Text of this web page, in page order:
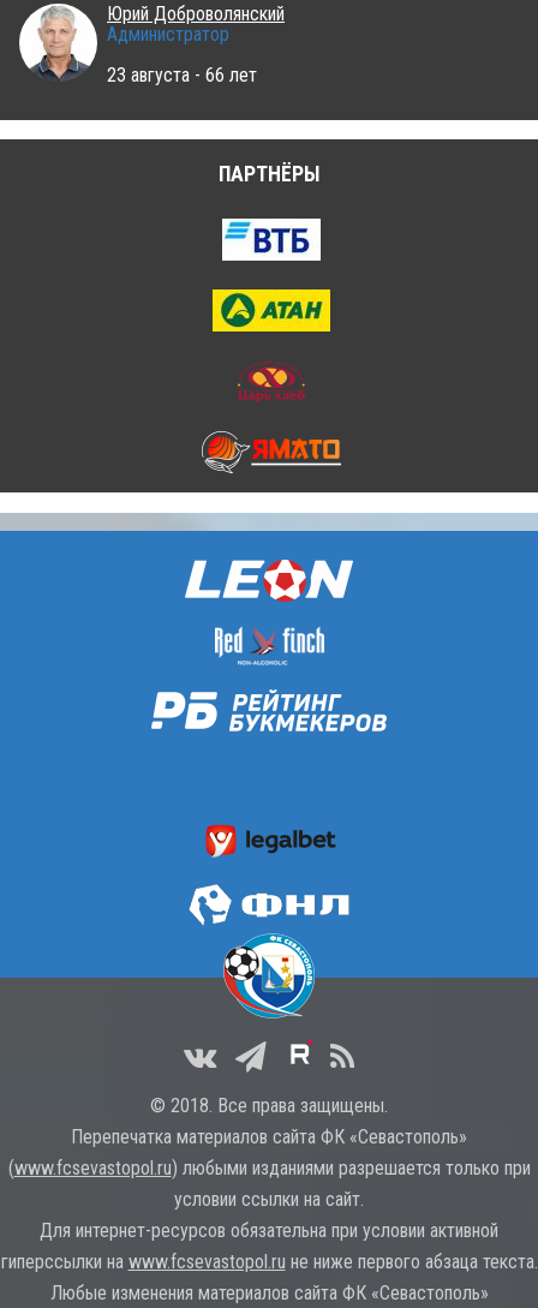
Юрий Доброволянский
Администратор
23 августа - 66 лет
ПАРТНЁРЫ
© 2018. Все права защищены.
Перепечатка материалов сайта ФК «Севастополь»
(www.fcsevastopol.ru) любыми изданиями разрешается только при
условии ссылки на сайт.
Для интернет-ресурсов обязательна при условии активной
гиперссылки на www.fcsevastopol.ru не ниже первого абзаца текста.
Любые изменения материалов сайта ФК «Севастополь»